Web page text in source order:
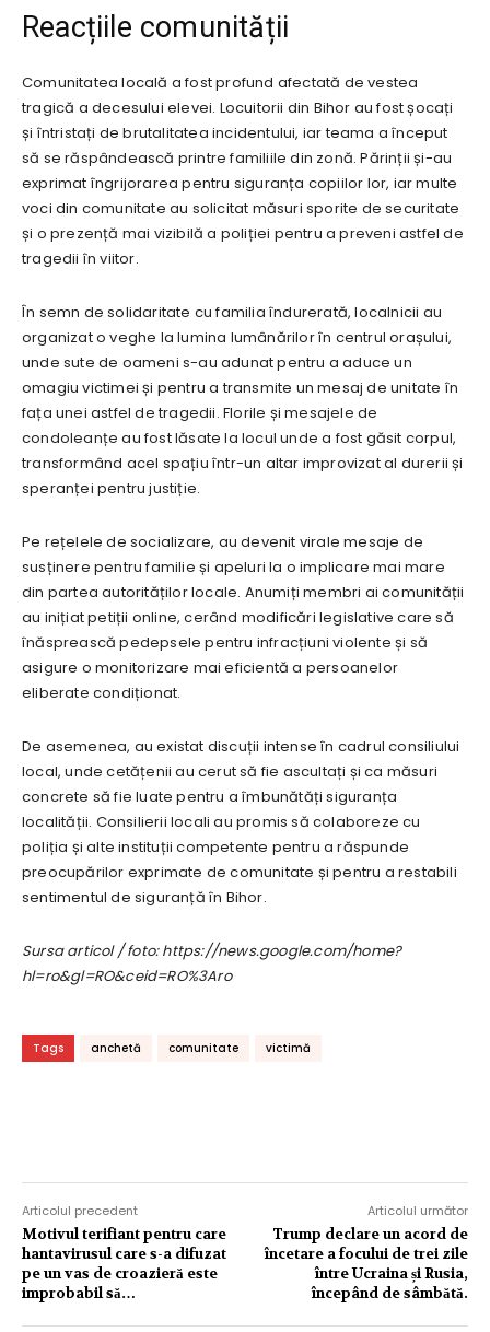
Reacțiile comunității
Comunitatea locală a fost profund afectată de vestea
tragică a decesului elevei. Locuitorii din Bihor au fost șocați
și întristați de brutalitatea incidentului, iar teama a început
să se răspândească printre familiile din zonă. Părinții și-au
exprimat îngrijorarea pentru siguranța copiilor lor, iar multe
voci din comunitate au solicitat măsuri sporite de securitate
și o prezență mai vizibilă a poliției pentru a preveni astfel de
tragedii în viitor.
În semn de solidaritate cu familia îndurerată, localnicii au
organizat o veghe la lumina lumânărilor în centrul orașului,
unde sute de oameni s-au adunat pentru a aduce un
omagiu victimei și pentru a transmite un mesaj de unitate în
fața unei astfel de tragedii. Florile și mesajele de
condoleanțe au fost lăsate la locul unde a fost găsit corpul,
transformând acel spațiu într-un altar improvizat al durerii și
speranței pentru justiție.
Pe rețelele de socializare, au devenit virale mesaje de
susținere pentru familie și apeluri la o implicare mai mare
din partea autorităților locale. Anumiți membri ai comunității
au inițiat petiții online, cerând modificări legislative care să
înăsprească pedepsele pentru infracțiuni violente și să
asigure o monitorizare mai eficientă a persoanelor
eliberate condiționat.
De asemenea, au existat discuții intense în cadrul consiliului
local, unde cetățenii au cerut să fie ascultați și ca măsuri
concrete să fie luate pentru a îmbunătăți siguranța
localității. Consilierii locali au promis să colaboreze cu
poliția și alte instituții competente pentru a răspunde
preocupărilor exprimate de comunitate și pentru a restabili
sentimentul de siguranță în Bihor.
Sursa articol / foto: https://news.google.com/home?
hl=ro&gl=RO&ceid=RO%3Aro
Tags anchetă comunitate victimă
Articolul precedent
Motivul terifiant pentru care
hantavirusul care s-a difuzat
pe un vas de croazieră este
improbabil să…
Articolul următor
Trump declare un acord de
încetare a focului de trei zile
între Ucraina și Rusia,
începând de sâmbătă.